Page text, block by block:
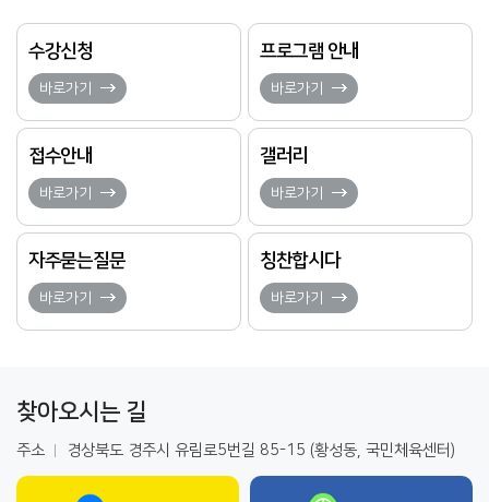
수강신청
바로가기
프로그램 안내
바로가기
접수안내
바로가기
갤러리
바로가기
자주묻는질문
바로가기
칭찬합시다
바로가기
찾아오시는 길
주소 경상북도 경주시 유림로5번길 85-15 (황성동, 국민체육센터)